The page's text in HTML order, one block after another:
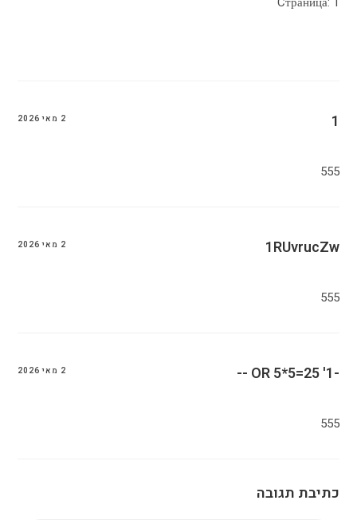
1 2 מאי 2026
555
1RUvrucZw 2 מאי 2026
555
-1' OR 5*5=25 -- 2 מאי 2026
555
כתיבת תגובה